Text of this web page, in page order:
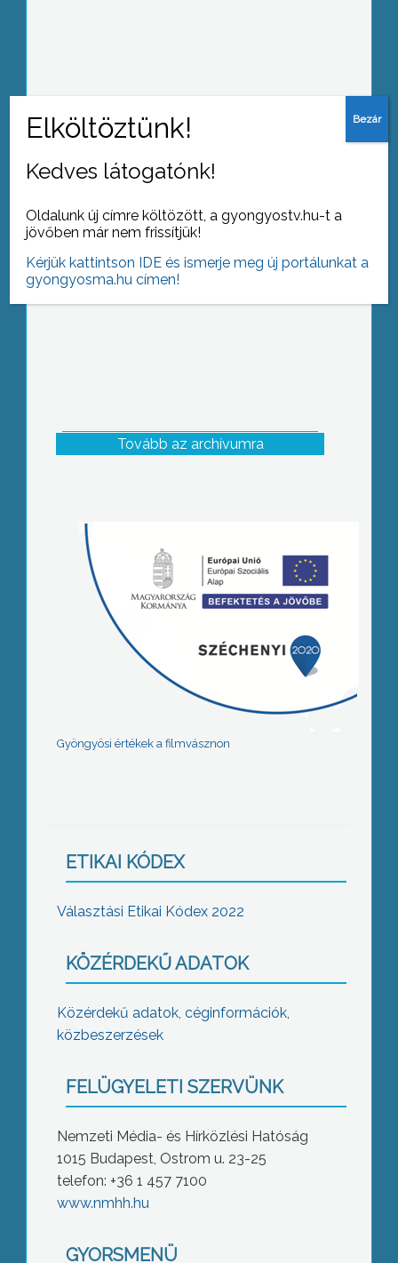
Kő Pált nem igazán kell bemutatni a
található a városban
Tovább az archívumra
Gyöngyösi értékek a filmvásznon
ETIKAI KÓDEX
Választási Etikai Kódex 2022
KÖZÉRDEKŰ ADATOK
Közérdekű adatok, céginformációk,
közbeszerzések
FELÜGYELETI SZERVÜNK
Nemzeti Média- és Hírközlési Hatóság
1015 Budapest, Ostrom u. 23-25
telefon: +36 1 457 7100
www.nmhh.hu
GYORSMENÜ
Kedves látogatónk!
Oldalunk új címre költözött, a gyongyostv.hu-t a
jövőben már nem frissítjük!
Kérjük kattintson IDE és ismerje meg új portálunkat a
gyongyosma.hu címen!